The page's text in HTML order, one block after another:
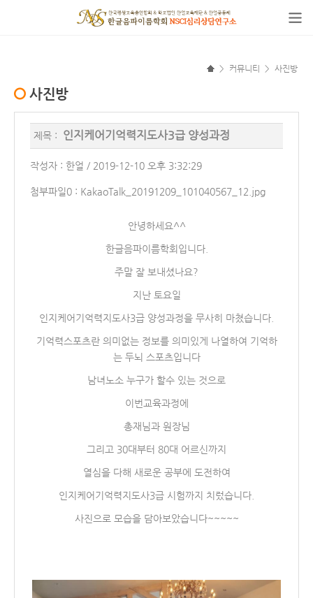
> 커뮤니티 > 사진방
사진방
제목 : 인지케어기억력지도사3급 양성과정
작성자 : 한얼 / 2019-12-10 오후 3:32:29
첨부파일0 : KakaoTalk_20191209_101040567_12.jpg
안녕하세요^^
한글음파이름학회입니다.
주말 잘 보내셨나요?
지난 토요일
인지케어기억력지도사3급 양성과정을 무사히 마쳤습니다.
기억력스포츠란 의미없는 정보를 의미있게 나열하여 기억하
는 두뇌 스포츠입니다
남녀노소 누구가 할수 있는 것으로
이번교육과정에
총재님과 원장님
그리고 30대부터 80대 어르신까지
열심을 다해 새로운 공부에 도전하여
인지케어기억력지도사3급 시험까지 치렀습니다.
사진으로 모습을 담아보았습니다~~~~~